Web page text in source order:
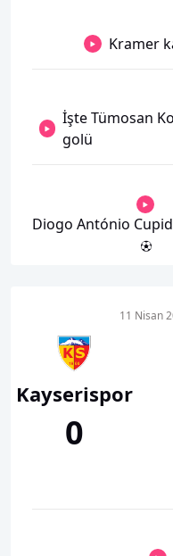
Kramer
İşte Tümosan
golü
Diogo António
Kayserispor
0
11 Nisan